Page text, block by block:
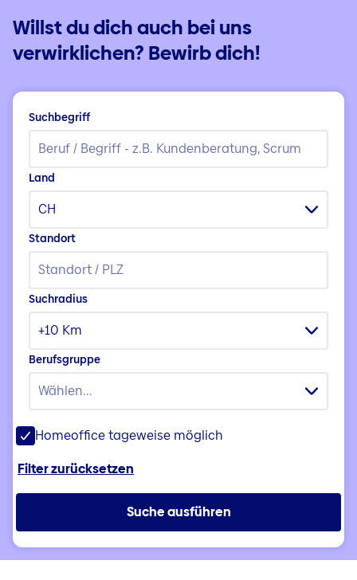
Willst du dich auch bei uns
verwirklichen? Bewirb dich!
Suchbegriff
Land
CH
Standort
Suchradius
+10 Km
Berufsgruppe
Wählen...
Homeoffice tageweise möglich
Filter zurücksetzen
Suche ausführen